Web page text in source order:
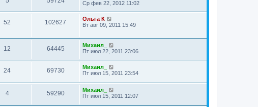
Ср фев 22, 2012 11:02
52 102627
Ольга К
Вт авг 09, 2011 15:49
12 64445
Михаил_
Пт июл 22, 2011 23:06
24 69730
Михаил_
Пт июл 15, 2011 23:54
4 59290
Михаил_
Пт июл 15, 2011 12:07